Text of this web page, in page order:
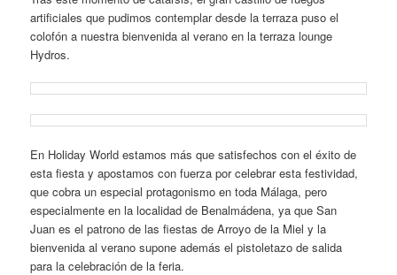
artificiales que pudimos contemplar desde la terraza puso el
colofón a nuestra bienvenida al verano en la terraza lounge
Hydros.
En Holiday World estamos más que satisfechos con el éxito de
esta fiesta y apostamos con fuerza por celebrar esta festividad,
que cobra un especial protagonismo en toda Málaga, pero
especialmente en la localidad de Benalmádena, ya que San
Juan es el patrono de las fiestas de Arroyo de la Miel y la
bienvenida al verano supone además el pistoletazo de salida
para la celebración de la feria.